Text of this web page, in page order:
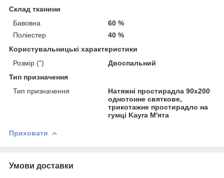
Склад тканини
Бавовна
60 %
Поліестер
40 %
Користувальницькі характеристики
Розмір (")
Двоспальний
Тип призначення
Тип призначення
Натяжні простирадла 90х200
однотонне святкове,
трикотажне простирадло на
гумці Kayra М'ята
Приховати
Умови доставки